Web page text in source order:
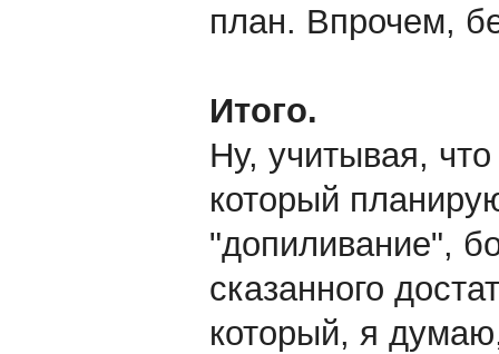
план. Впрочем,
Итого.
Ну, учитывая,
который
"допиливание",
сказанного
который, я